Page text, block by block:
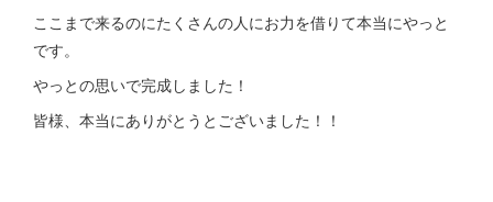
ここまで来るのにたくさんの人にお力を借りて本当にやっと
です。
やっとの思いで完成しました！
皆様、本当にありがとうとございました！！